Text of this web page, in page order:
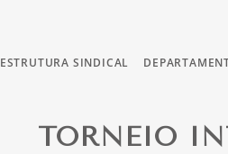
ESTRUTURA SINDICAL
TORNEIO